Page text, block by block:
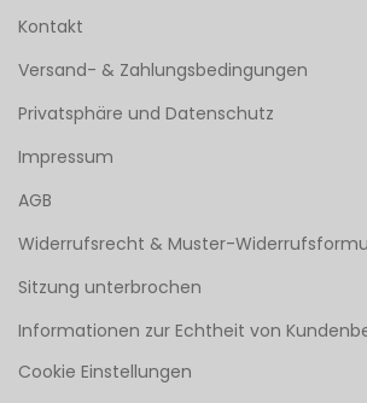
Kontakt
Versand- & Zahlungsbedingungen
Privatsphäre und Datenschutz
Impressum
AGB
Widerrufsrecht & Muster-
Sitzung unterbrochen
Informationen zur Echtheit von
Cookie Einstellungen